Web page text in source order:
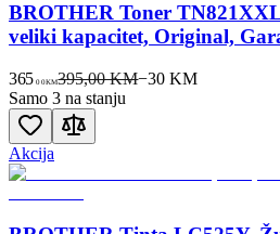
BROTHER Toner
veliki kapacitet, Original,
365 00KM395,00 KM−30 KM
Samo 3 na stanju
Akcija